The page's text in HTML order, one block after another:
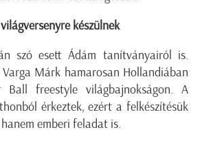
készülnek
szó esett Ádám tanítványairól is.
Márk hamarosan Hollandiában
freestyle világbajnokságon. A
érkeztek, ezért a felkészítésük
emberi feladat is.